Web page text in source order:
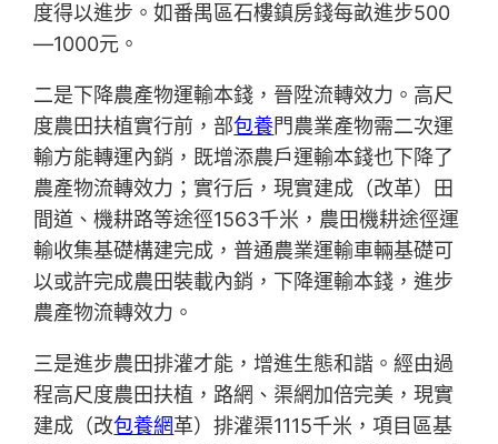
度得以進步。如番禺區石樓鎮房錢每畝進步500
—1000元。
二是下降農產物運輸本錢，晉陞流轉效力。高尺
度農田扶植實行前，部包養門農業產物需二次運
輸方能轉運內銷，既增添農戶運輸本錢也下降了
農產物流轉效力；實行后，現實建成（改革）田
間道、機耕路等途徑1563千米，農田機耕途徑運
輸收集基礎構建完成，普通農業運輸車輛基礎可
以或許完成農田裝載內銷，下降運輸本錢，進步
農產物流轉效力。
三是進步農田排灌才能，增進生態和諧。經由過
程高尺度農田扶植，路網、渠網加倍完美，現實
建成（改包養網革）排灌渠1115千米，項目區基